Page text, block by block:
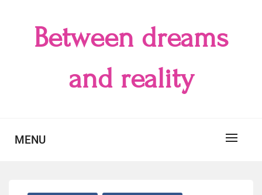
Between dreams
and reality
MENU